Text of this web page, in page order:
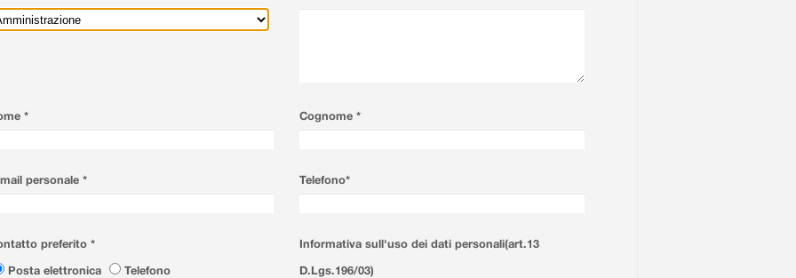
* Cognome *
personale * Telefono*
preferito *
Posta elettronica
Telefono
Informativa sull'uso dei dati personali(art.13
D.Lgs.196/03)